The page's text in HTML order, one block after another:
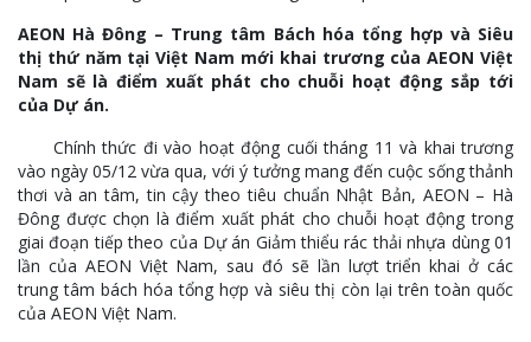
AEON Hà Đông – Trung tâm Bách hóa tổng hợp và Siêu
thị thứ năm tại Việt Nam mới khai trương của AEON Việt
Nam sẽ là điểm xuất phát cho chuỗi hoạt động sắp tới
của Dự án.
Chính thức đi vào hoạt động cuối tháng 11 và khai trương
vào ngày 05/12 vừa qua, với ý tưởng mang đến cuộc sống thảnh
thơi và an tâm, tin cậy theo tiêu chuẩn Nhật Bản, AEON – Hà
Đông được chọn là điểm xuất phát cho chuỗi hoạt động trong
giai đoạn tiếp theo của Dự án Giảm thiểu rác thải nhựa dùng 01
lần của AEON Việt Nam, sau đó sẽ lần lượt triển khai ở các
trung tâm bách hóa tổng hợp và siêu thị còn lại trên toàn quốc
của AEON Việt Nam.